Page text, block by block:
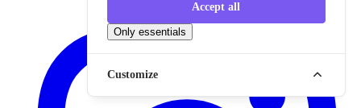
Accept all
Only essentials
Customize